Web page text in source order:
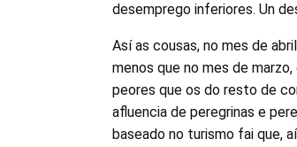
desemprego inferiores. Un
Así as cousas, no mes de
menos que no mes de
peores que os do resto de
afluencia de peregrinas e
baseado no turismo fai que,